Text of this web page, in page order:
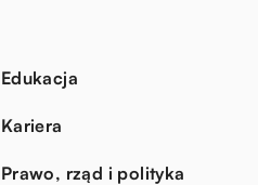
Edukacja
Kariera
Prawo, rząd i polityka